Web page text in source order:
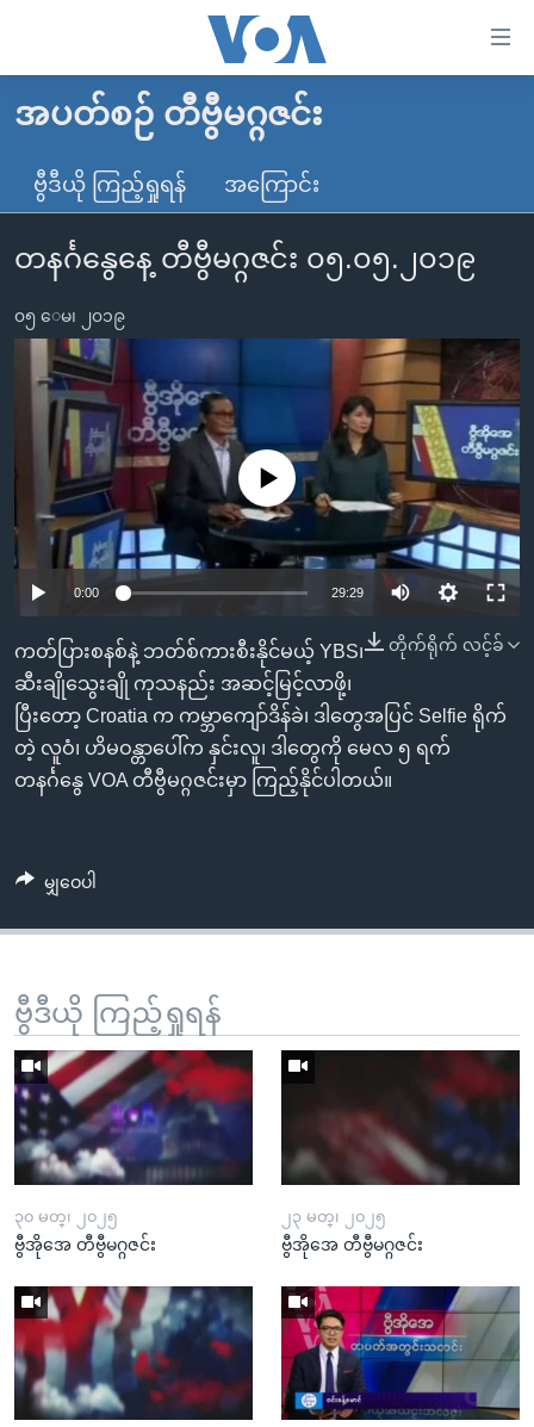
လွယ်ကူ
သည့်
များ
ပင်မ
အကြောင်းအရာ
အ
ညွန်း
စာမျက်နှာ
ကျော်
ကြည့်
ရန်
ရှာဖွေ
ရန်
မူလစာမျက်နှာ
မြန်မာ
ကမ္ဘာ့သတင်းများ
နိုင်ငံတကာ
တရုတ်
အစ္စရေး-ပါလက်စတိုင်း
ဗွီဒီယို
ရပ်ဝန်းတခု လမ်းတခု အလွန်
အင်္ဂလိပ်စာလေ့လာမယ်
အမေရိကန်သုံးအီဒီယံ
မကြေးမုံရဲ့ အင်္ဂလိပ်စာ
ရုပ်ရှင်ထဲက အင်္ဂလိပ်စာ
သုတပဒေသာ အင်္ဂလိပ်စာ
အပတ်စဉ်ကဏ္ဍများ
ရေဒီယို
တီဗွီ
ရေဒီယိုနှင့်ရုပ်သံ အချက်အလက်များ
ရေဒီယို/တီဗွီအစီအစဉ်
Learning English
ဗွီအိုအေ လူမှုကွန်ယက်များ
ဘာသာစကားများ
အပတ်စဉ် တီဗွီမဂ္ဂဇင်း
ဗွီဒီယို ကြည့်ရှုရန် အကြောင်း
တနင်္ဂနွေနေ့ တီဗွီမဂ္ဂဇင်း ၀၅.၀၅.၂၀၁၉
၀၅ ေမ၊ ၂၀၁၉
No media source currently available
0:00 29:29
တိုက်ရိုက် လင့်ခ်
ကတ်ပြားစနစ်နဲ့ ဘတ်စ်ကားစီးနိုင်မယ့် YBS၊
ဆီးချိုသွေးချို ကုသနည်း အဆင့်မြင့်လာဖို့၊
ပြီးတော့ Croatia က ကမ္ဘာကျော်ဒိန်ခဲ၊ ဒါတွေအပြင် Selfie ရိုက်
တဲ့ လူဝံ၊ ဟိမဝန္တာပေါ်က နှင်းလူ၊ ဒါတွေကို မေလ ၅ ရက်
တနင်္ဂနွေ VOA တီဗွီမဂ္ဂဇင်းမှာ ကြည့်နိုင်ပါတယ်။
မျှဝေပါ
ဗွီဒီယို ကြည့်ရှုရန်
၃၀ မတ္၊ ၂၀၂၅
ဗွီအိုအေ တီဗွီမဂ္ဂဇင်း
၂၃ မတ္၊ ၂၀၂၅
ဗွီအိုအေ တီဗွီမဂ္ဂဇင်း